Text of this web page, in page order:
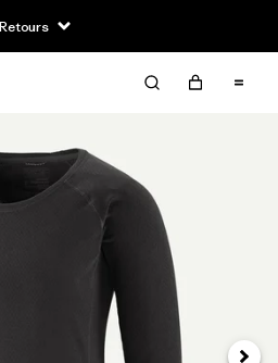
Retours